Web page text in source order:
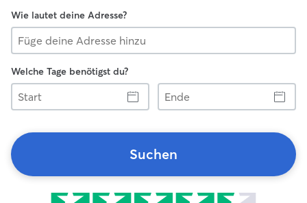
Wie lautet deine Adresse?
Welche Tage benötigst du?
Start
Ende
Suchen